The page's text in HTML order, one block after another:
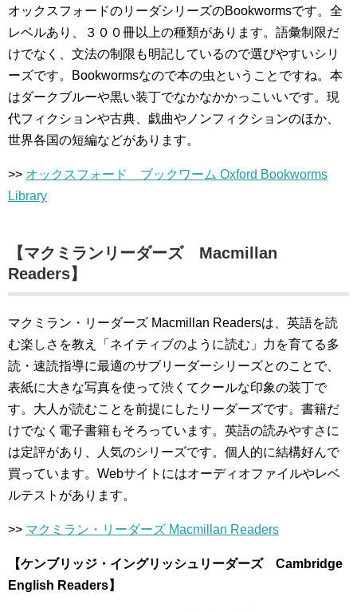
オックスフォードのリーダシリーズのBookwormsです。全
レベルあり、３００冊以上の種類があります。語彙制限だ
けでなく、文法の制限も明記しているので選びやすいシリ
ーズです。Bookwormsなので本の虫ということですね。本
はダークブルーや黒い装丁でなかなかかっこいいです。現
代フィクションや古典、戯曲やノンフィクションのほか、
世界各国の短編などがあります。
>> オックスフォード ブックワーム Oxford Bookworms
Library
【マクミランリーダーズ Macmillan
Readers】
マクミラン・リーダーズ Macmillan Readersは、英語を読
む楽しさを教え「ネイティブのように読む」力を育てる多
読・速読指導に最適のサブリーダーシリーズとのことで、
表紙に大きな写真を使って渋くてクールな印象の装丁で
す。大人が読むことを前提にしたリーダーズです。書籍だ
けでなく電子書籍もそろっています。英語の読みやすさに
は定評があり、人気のシリーズです。個人的に結構好んで
買っています。Webサイトにはオーディオファイルやレベ
ルテストがあります。
>> マクミラン・リーダーズ Macmillan Readers
【ケンブリッジ・イングリッシュリーダーズ Cambridge
English Readers】